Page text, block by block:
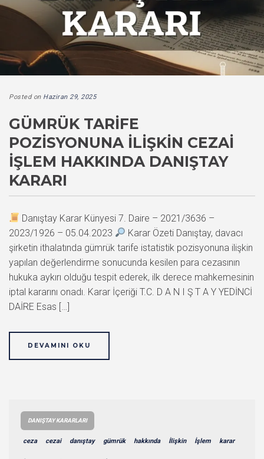
Posted on Haziran 29, 2025
GÜMRÜK TARIFE
POZISYONUNA İLIŞKIN CEZAI
İŞLEM HAKKINDA DANIŞTAY
KARARI
Danıştay Karar Künyesi 7. Daire – 2021/3636 –
2023/1926 – 05.04.2023
Karar Özeti Danıştay, davacı
şirketin ithalatında gümrük tarife istatistik pozisyonuna ilişkin
yapılan değerlendirme sonucunda kesilen para cezasının
hukuka aykırı olduğu tespit ederek, ilk derece mahkemesinin
iptal kararını onadı. Karar İçeriği T.C. D A N I Ş T A Y YEDİNCİ
DAİRE Esas […]
DEVAMINI OKU
DANIŞTAY KARARLARI
ceza cezai danıştay gümrük hakkında İlişkin İşlem karar